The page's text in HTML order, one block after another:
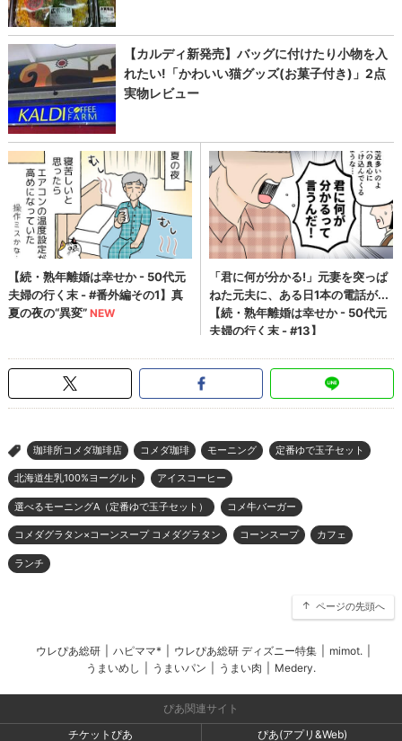
> 珈琲所コメダ珈琲店 コメダ珈琲 モーニング 定番ゆで玉子セット
北海道生乳100%ヨーグルト アイスコーヒー
選べるモーニングA（定番ゆで玉子セット） コメ牛バーガー
コメダグラタン×コーンスープ コメダグラタン コーンスープ カフェ
ランチ
ページの先頭へ
ウレぴあ総研 ハピママ* ウレぴあ総研 ディズニー特集 mimot.
うまいめし
うまいパン うまい肉 Medery.
ぴあ関連サイト
チケットぴあ
ぴあ(アプリ&Web)